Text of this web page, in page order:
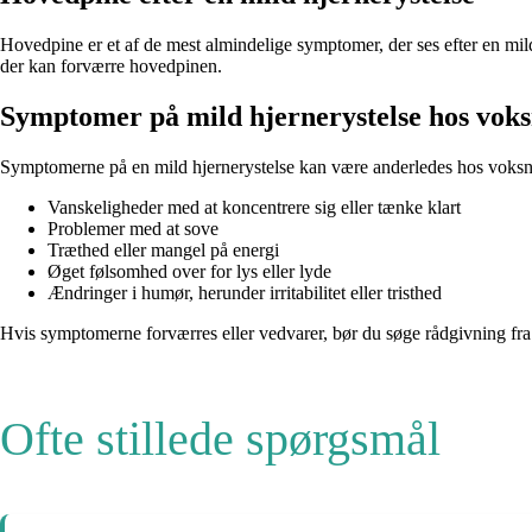
Hovedpine er et af de mest almindelige symptomer, der ses efter en
der kan forværre hovedpinen.
Symptomer på mild hjernerystelse hos
Symptomerne på en mild hjernerystelse kan være anderledes hos
Vanskeligheder med at koncentrere sig eller tænke klart
Problemer med at sove
Træthed eller mangel på energi
Øget følsomhed over for lys eller lyde
Ændringer i humør, herunder irritabilitet eller tristhed
Hvis symptomerne forværres eller vedvarer, bør du søge rådgivning
Ofte stillede spørgsmål